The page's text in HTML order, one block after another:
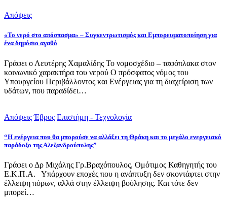
Απόψεις
«Το νερό στο απόσπασμα» – Συγκεντρωτισμός και Εμπορευματοποίηση για
ένα δημόσιο αγαθό
Γράφει ο Λευτέρης Χαμαλίδης Το νομοσχέδιο – ταφόπλακα στον
κοινωνικό χαρακτήρα του νερού Ο πρόσφατος νόμος του
Υπουργείου Περιβάλλοντος και Ενέργειας για τη διαχείριση των
υδάτων, που παραδίδει…
Απόψεις Έβρος Επιστήμη - Τεχνολογία
“Η ενέργεια που θα μπορούσε να αλλάξει τη Θράκη και το μεγάλο ενεργειακό
παράδοξο της Αλεξανδρούπολης”
Γράφει ο Δρ Μιχάλης Γρ.Βραχόπουλος, Ομότιμος Καθηγητής του
Ε.Κ.Π.Α. Υπάρχουν εποχές που η ανάπτυξη δεν σκοντάφτει στην
έλλειψη πόρων, αλλά στην έλλειψη βούλησης. Και τότε δεν
μπορεί…